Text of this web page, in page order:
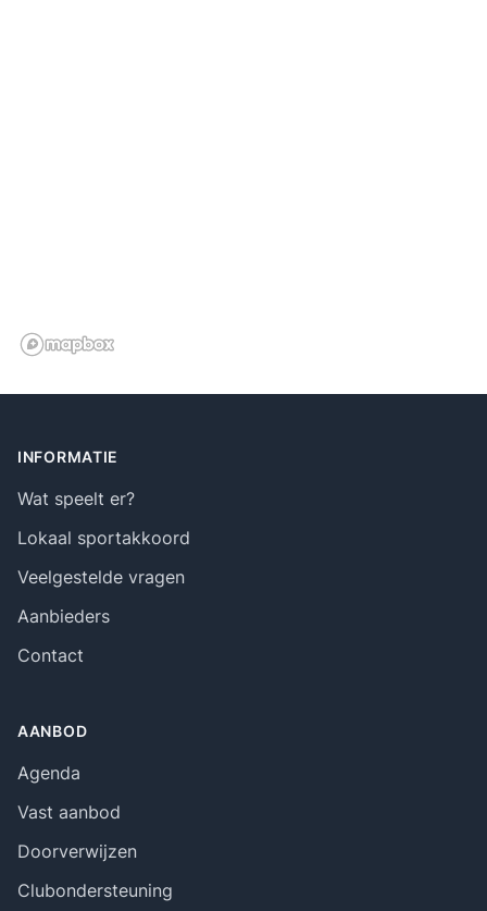
INFORMATIE
Wat speelt er?
Lokaal sportakkoord
Veelgestelde vragen
Aanbieders
Contact
AANBOD
Agenda
Vast aanbod
Doorverwijzen
Clubondersteuning